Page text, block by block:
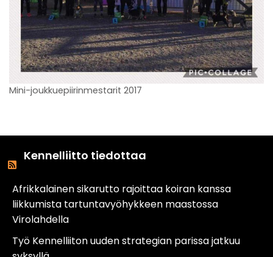
Mini-joukkuepiirinmestarit 2017
Kennelliitto tiedottaa
Afrikkalainen sikarutto rajoittaa koiran kanssa
liikkumista tartuntavyöhykkeen maastossa
Virolahdella
Työ Kennelliiton uuden strategian parissa jatkuu